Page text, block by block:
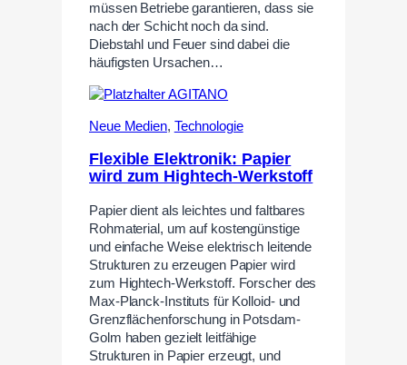
müssen Betriebe garantieren, dass sie
nach der Schicht noch da sind.
Diebstahl und Feuer sind dabei die
häufigsten Ursachen…
Neue Medien, Technologie
Flexible Elektronik: Papier
wird zum Hightech-Werkstoff
Papier dient als leichtes und faltbares
Rohmaterial, um auf kostengünstige
und einfache Weise elektrisch leitende
Strukturen zu erzeugen Papier wird
zum Hightech-Werkstoff. Forscher des
Max-Planck-Instituts für Kolloid- und
Grenzflächenforschung in Potsdam-
Golm haben gezielt leitfähige
Strukturen in Papier erzeugt, und